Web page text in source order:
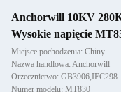
Anchorwill 10KV
Wysokie napięcie
Miejsce pochodzenia: Chiny
Nazwa handlowa: Anchorwill
Orzecznictwo: GB3906,IEC298
Numer modelu: MT830